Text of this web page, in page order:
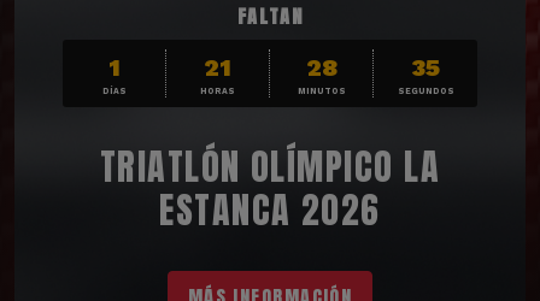
FALTAN
1
DÍAS
21
HORAS
28
MINUTOS
33
SEGUNDOS
TRIATLÓN OLÍMPICO LA
ESTANCA 2026